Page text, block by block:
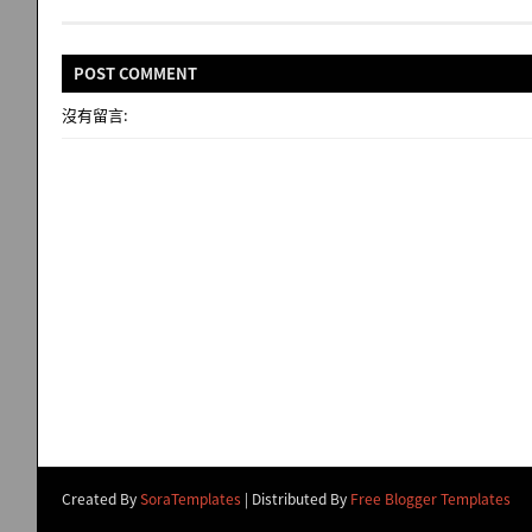
POSTCOMMENT
沒有留言:
Created BySoraTemplates | Distributed By Free Blogger Templates